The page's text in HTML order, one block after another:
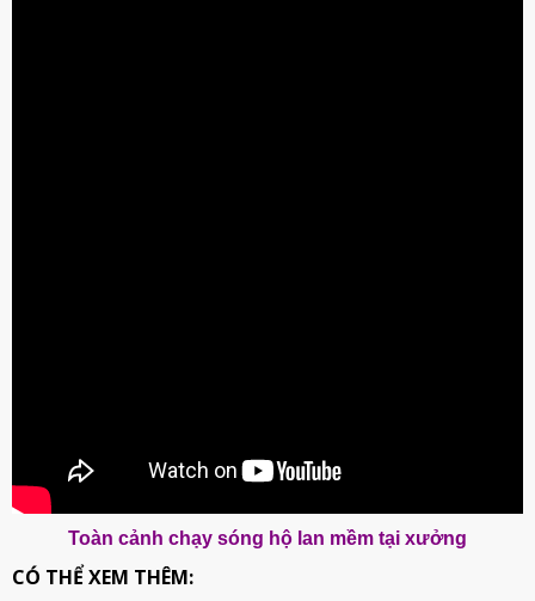
Toàn cảnh chạy sóng hộ lan mềm tại xưởng
CÓ THỂ XEM THÊM: